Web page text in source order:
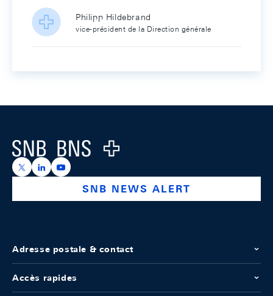
Philipp Hildebrand
vice-président de la Direction générale
Logo
https://x.com/snb_bns
https://ch.linkedin.com/company/swiss-national-
https://www.youtube.com/@swissnationalbank
SNB NEWS ALERT
Adresse postale & contact
Accès rapides